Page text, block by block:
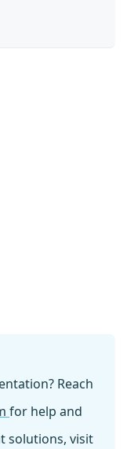
Reach
for help and
solutions, visit